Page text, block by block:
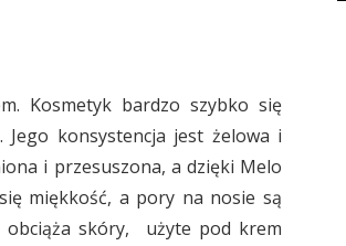
Kosmetyk bardzo szybko się
konsystencja jest żelowa i
i przesuszona, a dzięki Melo
miękkość, a pory na nosie są
obciąża skóry, użyte pod krem